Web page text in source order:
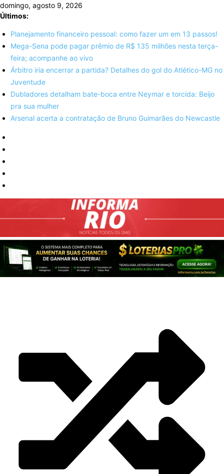
Skip
to
domingo, agosto 9, 2026
Últimos:
Planejamento financeiro pessoal: como fazer um em 13 passos!
Mega-Sena pode pagar prêmio de R$ 135 milhões nesta terça-
feira; acompanhe ao vivo
Árbitro iria encerrar a partida? Detalhes do gol do Atlético-MG no
Juventude
Dubladores detalham bate-boca entre Neymar e torcida: Beijo
pra sua mulher
Arsenal acerta a contratação de Bruno Guimarães do Newcastle